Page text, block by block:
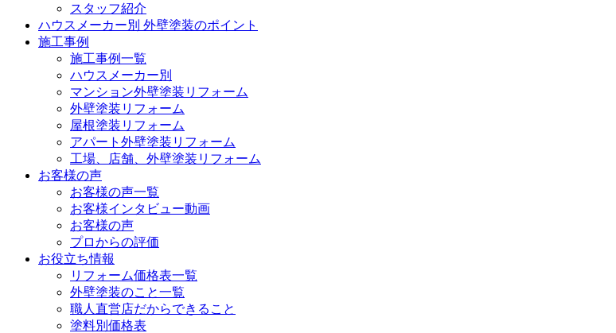
スタッフ紹介
ハウスメーカー別 外壁塗装のポイント
施工事例
施工事例一覧
ハウスメーカー別
マンション外壁塗装リフォーム
外壁塗装リフォーム
屋根塗装リフォーム
アパート外壁塗装リフォーム
工場、店舗、外壁塗装リフォーム
お客様の声
お客様の声一覧
お客様インタビュー動画
お客様の声
プロからの評価
お役立ち情報
リフォーム価格表一覧
外壁塗装のこと一覧
職人直営店だからできること
塗料別価格表